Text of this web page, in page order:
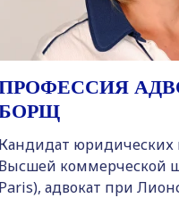
Кандидат юридических
Высшей коммерческой
Paris), адвокат при